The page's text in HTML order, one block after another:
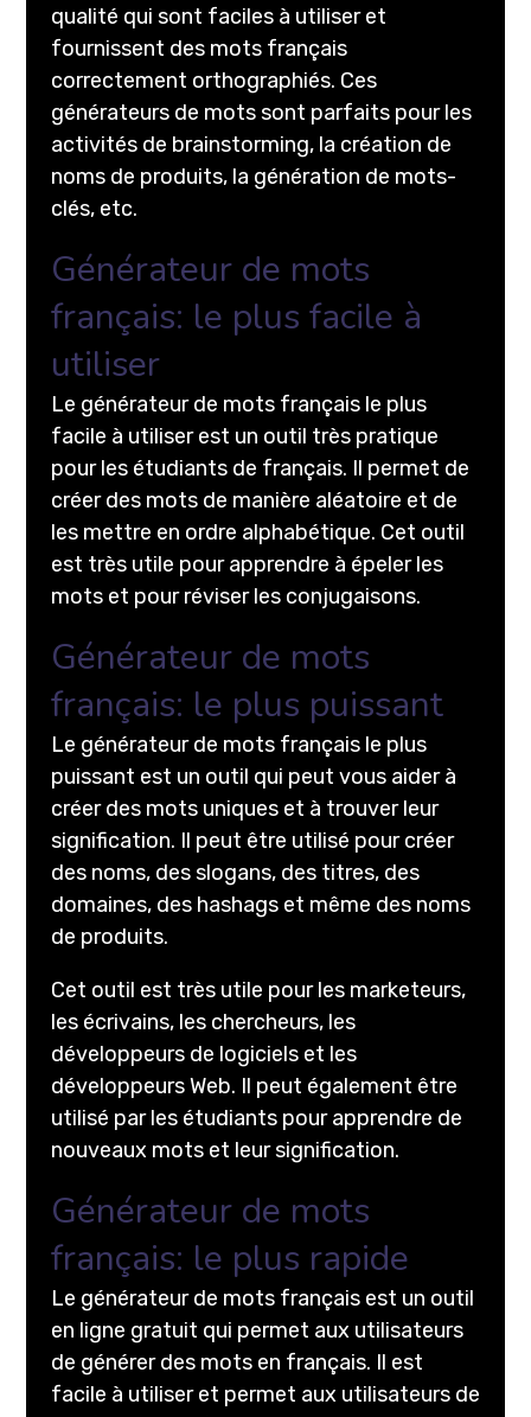
qualité qui sont faciles à utiliser et
fournissent des mots français
correctement orthographiés. Ces
générateurs de mots sont parfaits pour les
activités de brainstorming, la création de
noms de produits, la génération de mots-
clés, etc.
Générateur de mots
français: le plus facile à
utiliser
Le générateur de mots français le plus
facile à utiliser est un outil très pratique
pour les étudiants de français. Il permet de
créer des mots de manière aléatoire et de
les mettre en ordre alphabétique. Cet outil
est très utile pour apprendre à épeler les
mots et pour réviser les conjugaisons.
Générateur de mots
français: le plus puissant
Le générateur de mots français le plus
puissant est un outil qui peut vous aider à
créer des mots uniques et à trouver leur
signification. Il peut être utilisé pour créer
des noms, des slogans, des titres, des
domaines, des hashags et même des noms
de produits.
Cet outil est très utile pour les marketeurs,
les écrivains, les chercheurs, les
développeurs de logiciels et les
développeurs Web. Il peut également être
utilisé par les étudiants pour apprendre de
nouveaux mots et leur signification.
Générateur de mots
français: le plus rapide
Le générateur de mots français est un outil
en ligne gratuit qui permet aux utilisateurs
de générer des mots en français. Il est
facile à utiliser et permet aux utilisateurs de